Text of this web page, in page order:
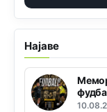
Најаве